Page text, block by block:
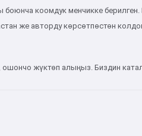
боюнча коомдук менчикке
же авторду көрсөтпөстөн
жүктөп алыңыз. Биздин
көрүү
,